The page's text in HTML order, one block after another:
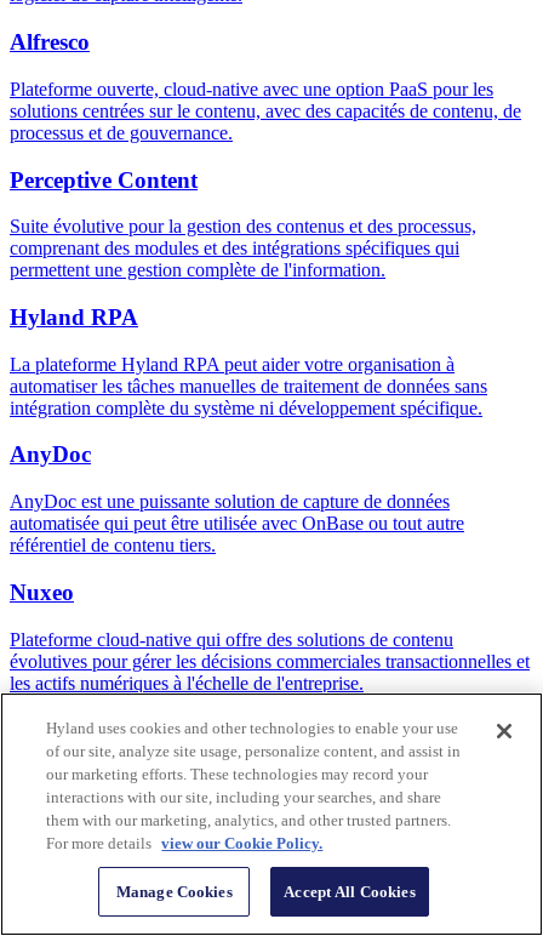
Alfresco
Plateforme ouverte, cloud-native avec une option PaaS pour les
solutions centrées sur le contenu, avec des capacités de contenu, de
processus et de gouvernance.
Perceptive Content
Suite évolutive pour la gestion des contenus et des processus,
comprenant des modules et des intégrations spécifiques qui
permettent une gestion complète de l'information.
Hyland RPA
La plateforme Hyland RPA peut aider votre organisation à
automatiser les tâches manuelles de traitement de données sans
intégration complète du système ni développement spécifique.
AnyDoc
AnyDoc est une puissante solution de capture de données
automatisée qui peut être utilisée avec OnBase ou tout autre
référentiel de contenu tiers.
Nuxeo
Plateforme cloud-native qui offre des solutions de contenu
évolutives pour gérer les décisions commerciales transactionnelles et
les actifs numériques à l'échelle de l'entreprise.
Hyland Content Innovation Cloud™
Plateforme unifiée d'intelligence de contenu, des processus et des
applications pour libérer tout le potentiel de vos données non
structurées.
Aidez vos employés à performer au mieux avec le logiciel ECM
Hyland uses cookies and other technologies to enable your use
of our site, analyze site usage, personalize content, and assist in
our marketing efforts. These technologies may record your
interactions with our site, including your searches, and share
them with our marketing, analytics, and other trusted partners.
For more details view our Cookie Policy.
Manage Cookies Accept All Cookies